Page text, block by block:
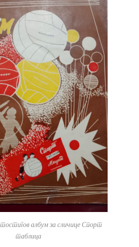
албум за сличице Спорт
таблица